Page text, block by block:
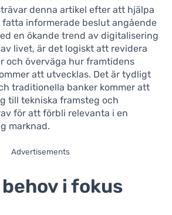
denna artikel efter att hjälpa
fatta informerade beslut angående
en ökande trend av digitalisering
livet, är det logiskt att revidera
och överväga hur framtidens
att utvecklas. Det är tydligt
traditionella banker kommer att
till tekniska framsteg och
för att förbli relevanta i en
marknad.
Advertisements
i fokus